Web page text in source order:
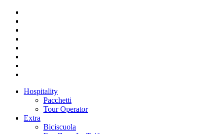
Hospitality
Pacchetti
Tour Operator
Extra
Biciscuola